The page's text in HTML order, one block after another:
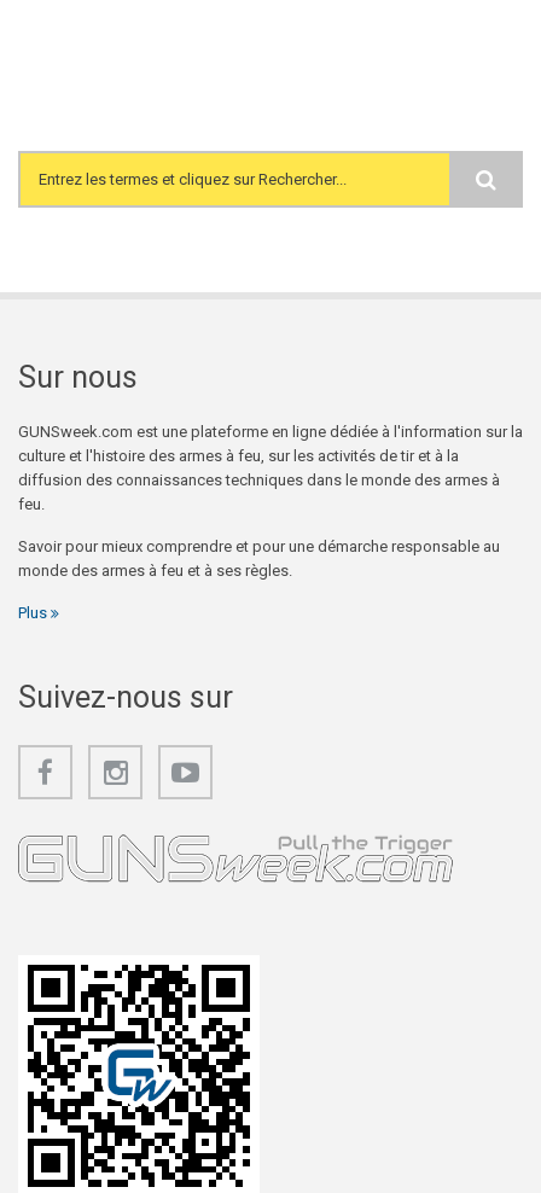
Search form
Sur nous
GUNSweek.com est une plateforme en ligne dédiée à l'information sur la
culture et l'histoire des armes à feu, sur les activités de tir et à la
diffusion des connaissances techniques dans le monde des armes à
feu.
Savoir pour mieux comprendre et pour une démarche responsable au
monde des armes à feu et à ses règles.
Plus
Suivez-nous sur